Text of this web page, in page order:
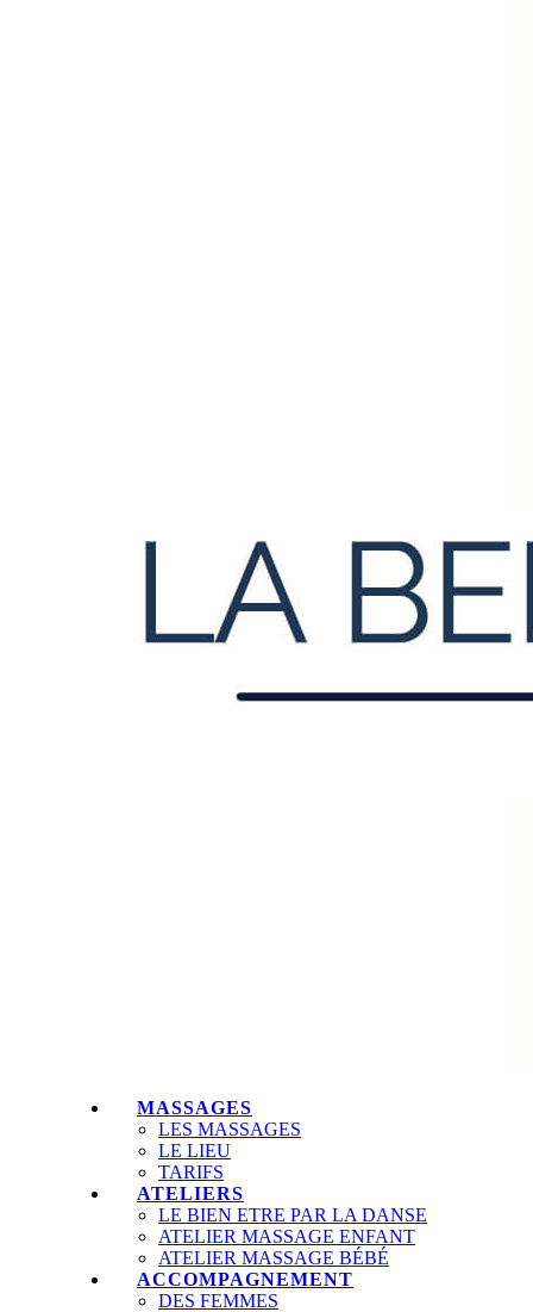
MASSAGES
LES MASSAGES
LE LIEU
TARIFS
ATELIERS
LE BIEN ETRE PAR LA DANSE
ATELIER MASSAGE ENFANT
ATELIER MASSAGE BÉBÉ
ACCOMPAGNEMENT
DES FEMMES